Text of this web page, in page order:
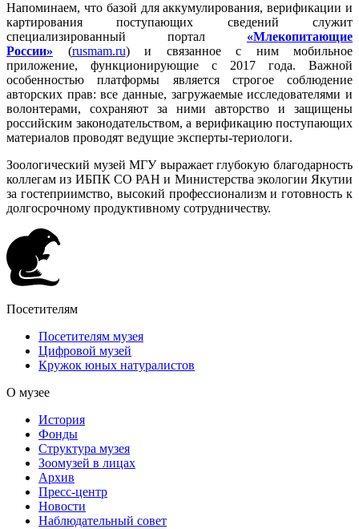
Напоминаем, что базой для аккумулирования, верификации и
картирования поступающих сведений служит
специализированный портал «Млекопитающие
России» (rusmam.ru) и связанное с ним мобильное
приложение, функционирующие с 2017 года. Важной
особенностью платформы является строгое соблюдение
авторских прав: все данные, загружаемые исследователями и
волонтерами, сохраняют за ними авторство и защищены
российским законодательством, а верификацию поступающих
материалов проводят ведущие эксперты-териологи.
Зоологический музей МГУ выражает глубокую благодарность
коллегам из ИБПК СО РАН и Министерства экологии Якутии
за гостеприимство, высокий профессионализм и готовность к
долгосрочному продуктивному сотрудничеству.
Посетителям
Посетителям музея
Цифровой музей
Кружок юных натуралистов
О музее
История
Фонды
Структура музея
Зоомузей в лицах
Архив
Пресс-центр
Новости
Наблюдательный совет